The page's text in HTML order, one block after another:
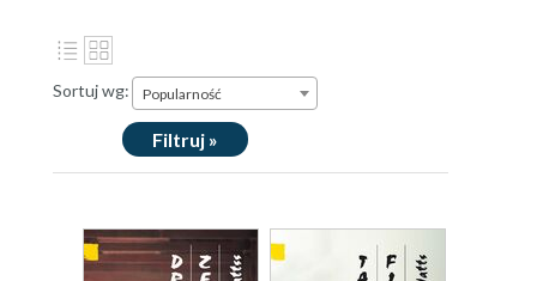
Sortuj wg: Popularność
Filtruj »